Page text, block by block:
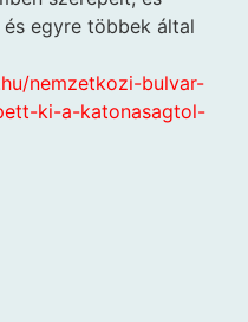
egyre többek által
nemzetkozi-bulvar-
ki-a-katonasagtol-